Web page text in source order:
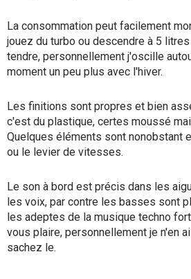
La consommation peut facilement
jouez du turbo ou descendre à 5
tendre, personnellement j'oscille
moment un peu plus avec l'hiver.
Les finitions sont propres et bien
c'est du plastique, certes moussé
Quelques éléments sont nonobstant
ou le levier de vitesses.
Le son à bord est précis dans les
les voix, par contre les basses sont
les adeptes de la musique techno
vous plaire, personnellement je n'en
sachez le.